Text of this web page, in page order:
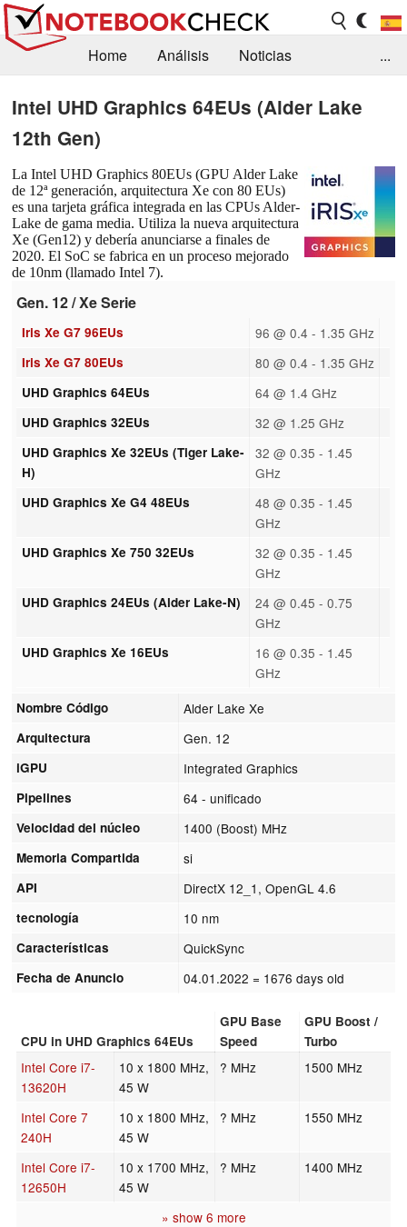
Home Análisis
Noticias
Orientación para la Compra
Contacto
...
Intel UHD Graphics 64EUs (Alder Lake
12th Gen)
La Intel UHD Graphics 80EUs (GPU Alder Lake
de 12ª generación, arquitectura Xe con 80 EUs)
es una tarjeta gráfica integrada en las CPUs Alder-
Lake de gama media. Utiliza la nueva arquitectura
Xe (Gen12) y debería anunciarse a finales de
2020. El SoC se fabrica en un proceso mejorado
de 10nm (llamado Intel 7).
Gen. 12 / Xe Serie
Iris Xe G7 96EUs 96 @ 0.4 - 1.35 GHz
Iris Xe G7 80EUs 80 @ 0.4 - 1.35 GHz
UHD Graphics 64EUs 64 @ 1.4 GHz
UHD Graphics 32EUs 32 @ 1.25 GHz
UHD Graphics Xe 32EUs (Tiger Lake-
H)
32 @ 0.35 - 1.45
GHz
UHD Graphics Xe G4 48EUs
48 @ 0.35 - 1.45
GHz
UHD Graphics Xe 750 32EUs
32 @ 0.35 - 1.45
GHz
UHD Graphics 24EUs (Alder Lake-N)
24 @ 0.45 - 0.75
GHz
UHD Graphics Xe 16EUs
16 @ 0.35 - 1.45
GHz
Nombre Código Alder Lake Xe
Arquitectura Gen. 12
iGPU Integrated Graphics
Pipelines 64 - unificado
Velocidad del núcleo 1400 (Boost) MHz
Memoria Compartida si
API DirectX 12_1, OpenGL 4.6
tecnología 10 nm
Características QuickSync
Fecha de Anuncio 04.01.2022 = 1676 days old
CPU in UHD Graphics 64EUs
GPU Base
Speed
GPU Boost /
Turbo
Intel Core i7-
13620H
10 x 1800 MHz,
45 W
? MHz 1500 MHz
Intel Core 7
240H
10 x 1800 MHz,
45 W
? MHz 1550 MHz
Intel Core i7-
12650H
10 x 1700 MHz,
45 W
? MHz 1400 MHz
» show 6 more